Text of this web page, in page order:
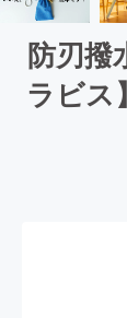
防刃撥
ラビス